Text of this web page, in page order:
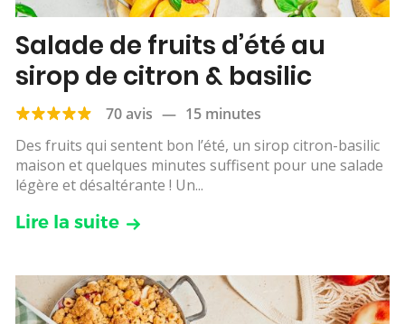
Salade de fruits d’été au
sirop de citron & basilic
70 avis — 15 minutes
Des fruits qui sentent bon l’été, un sirop citron-basilic
maison et quelques minutes suffisent pour une salade
légère et désaltérante ! Un...
Lire la suite